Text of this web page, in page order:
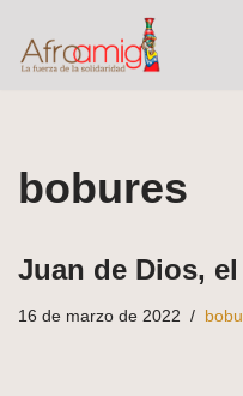
Saltar
bobures
Juan de Dios,
16 de marzo de 2022